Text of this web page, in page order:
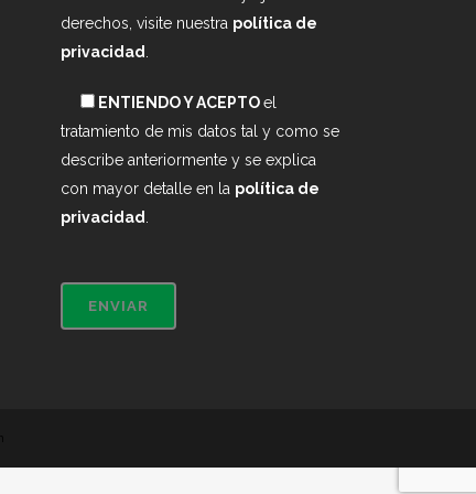
derechos, visite nuestra política de
privacidad
ENTIENDO Y ACEPTOel
tratamiento de mis datos tal y como se
describe anteriormente y se explica
con mayor detalle en la política de
privacidad